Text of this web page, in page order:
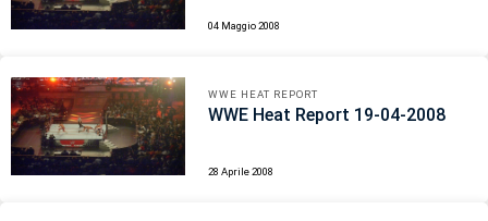
04 Maggio 2008
WWE HEAT REPORT
WWE Heat Report 19-04-2008
28 Aprile 2008